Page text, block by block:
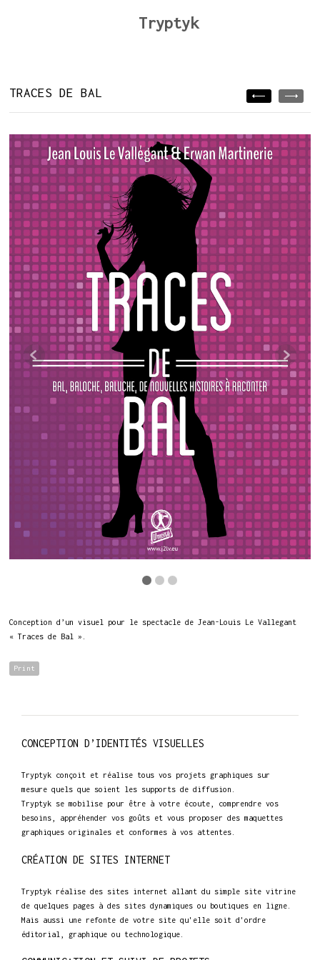
Tryptyk
TRACES DE BAL
Conception d’un visuel pour le spectacle de Jean-Louis Le Vallegant
« Traces de Bal ».
Print
CONCEPTION D’IDENTITÉS VISUELLES
Tryptyk conçoit et réalise tous vos projets graphiques sur
mesure quels que soient les supports de diffusion.
Tryptyk se mobilise pour être à votre écoute, comprendre vos
besoins, appréhender vos goûts et vous proposer des maquettes
graphiques originales et conformes à vos attentes.
CRÉATION DE SITES INTERNET
Tryptyk réalise des sites internet allant du simple site vitrine
de quelques pages à des sites dynamiques ou boutiques en ligne.
Mais aussi une refonte de votre site qu'elle soit d'ordre
éditorial, graphique ou technologique.